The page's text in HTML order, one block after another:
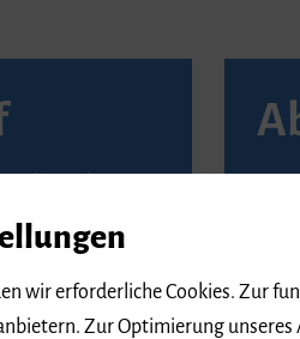
.
An
wir erforderliche Cookies. Zur
Zur Optimierung unseres